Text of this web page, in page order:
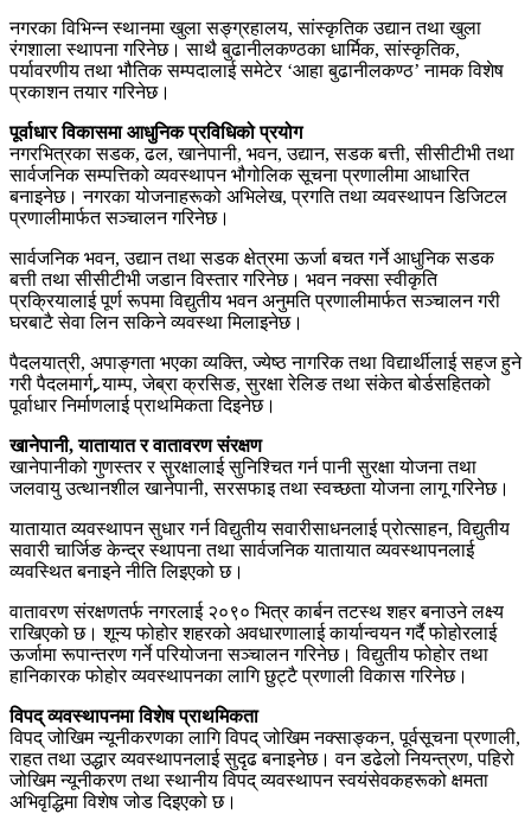
नगरका विभिन्न स्थानमा खुला सङ्ग्रहालय, सांस्कृतिक उद्यान तथा खुला
रंगशाला स्थापना गरिनेछ। साथै बुढानीलकण्ठका धार्मिक, सांस्कृतिक,
पर्यावरणीय तथा भौतिक सम्पदालाई समेटेर ‘आहा बुढानीलकण्ठ’ नामक विशेष
प्रकाशन तयार गरिनेछ।
पूर्वाधार विकासमा आधुनिक प्रविधिको प्रयोग
नगरभित्रका सडक, ढल, खानेपानी, भवन, उद्यान, सडक बत्ती, सीसीटीभी तथा
सार्वजनिक सम्पत्तिको व्यवस्थापन भौगोलिक सूचना प्रणालीमा आधारित
बनाइनेछ। नगरका योजनाहरूको अभिलेख, प्रगति तथा व्यवस्थापन डिजिटल
प्रणालीमार्फत सञ्चालन गरिनेछ।
सार्वजनिक भवन, उद्यान तथा सडक क्षेत्रमा ऊर्जा बचत गर्ने आधुनिक सडक
बत्ती तथा सीसीटीभी जडान विस्तार गरिनेछ। भवन नक्सा स्वीकृति
प्रक्रियालाई पूर्ण रूपमा विद्युतीय भवन अनुमति प्रणालीमार्फत सञ्चालन गरी
घरबाटै सेवा लिन सकिने व्यवस्था मिलाइनेछ।
पैदलयात्री, अपाङ्गता भएका व्यक्ति, ज्येष्ठ नागरिक तथा विद्यार्थीलाई सहज हुने
गरी पैदलमार्ग, र्‍याम्प, जेब्रा क्रसिङ, सुरक्षा रेलिङ तथा संकेत बोर्डसहितको
पूर्वाधार निर्माणलाई प्राथमिकता दिइनेछ।
खानेपानी, यातायात र वातावरण संरक्षण
खानेपानीको गुणस्तर र सुरक्षालाई सुनिश्चित गर्न पानी सुरक्षा योजना तथा
जलवायु उत्थानशील खानेपानी, सरसफाइ तथा स्वच्छता योजना लागू गरिनेछ।
यातायात व्यवस्थापन सुधार गर्न विद्युतीय सवारीसाधनलाई प्रोत्साहन, विद्युतीय
सवारी चार्जिङ केन्द्र स्थापना तथा सार्वजनिक यातायात व्यवस्थापनलाई
व्यवस्थित बनाइने नीति लिइएको छ।
वातावरण संरक्षणतर्फ नगरलाई २०९० भित्र कार्बन तटस्थ शहर बनाउने लक्ष्य
राखिएको छ। शून्य फोहोर शहरको अवधारणालाई कार्यान्वयन गर्दै फोहोरलाई
ऊर्जामा रूपान्तरण गर्ने परियोजना सञ्चालन गरिनेछ। विद्युतीय फोहोर तथा
हानिकारक फोहोर व्यवस्थापनका लागि छुट्टै प्रणाली विकास गरिनेछ।
विपद् व्यवस्थापनमा विशेष प्राथमिकता
विपद् जोखिम न्यूनीकरणका लागि विपद् जोखिम नक्साङ्कन, पूर्वसूचना प्रणाली,
राहत तथा उद्धार व्यवस्थापनलाई सुदृढ बनाइनेछ। वन डढेलो नियन्त्रण, पहिरो
जोखिम न्यूनीकरण तथा स्थानीय विपद् व्यवस्थापन स्वयंसेवकहरूको क्षमता
अभिवृद्धिमा विशेष जोड दिइएको छ।